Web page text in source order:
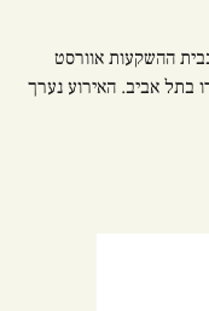
ההשקעות אוורסט
בתל אביב. האירוע נערך